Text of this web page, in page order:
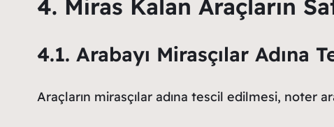
4. Miras Kalan Araçların
4.1. Arabayı Mirasçılar Adına
Araçların mirasçılar adına tescil edilmesi, noter